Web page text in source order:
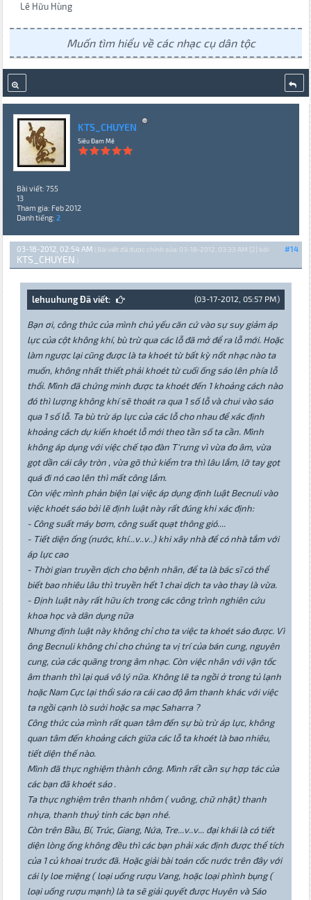
Lê Hữu Hùng
Muốn tìm hiểu về các nhạc cụ dân tộc
KTS_CHUYEN
Siêu Đam Mê
Bài viết: 755
13
Tham gia: Feb 2012
Danh tiếng: 2
#14
03-18-2012, 02:54 AM (Bài viết đã được chỉnh sửa: 03-18-2012, 03:33 AM {2} bởi
KTS_CHUYEN .)
(03-17-2012, 05:57 PM)
lehuuhung Đã viết:
Bạn ơi, công thức của mình chủ yếu căn cứ vào sự suy giảm áp
lực của cột không khí, bù trừ qua các lỗ đã mở để ra lỗ mới. Hoặc
làm ngược lại cũng được là ta khoét từ bất kỳ nốt nhạc nào ta
muốn, không nhất thiết phải khoét từ cuối ống sáo lên phía lỗ
thổi. Mình đã chứng minh được ta khoét đến 1 khoảng cách nào
đó thì lượng không khí sẽ thoát ra qua 1 số lỗ và chui vào sáo
qua 1 số lỗ. Ta bù trừ áp lực của các lỗ cho nhau để xác định
khoảng cách dự kiến khoét lỗ mới theo tần số ta cần. Mình
không áp dụng với việc chế tạo đàn T'rưng vì vừa đo âm, vừa
gọt dần cái cây tròn , vừa gõ thử kiểm tra thì lâu lắm, lỡ tay gọt
quá đi nó cao lên thì mất công lắm.
Còn việc mình phản biện lại việc áp dụng định luật Becnuli vào
việc khoét sáo bởi lẽ định luật này rất đúng khi xác định:
- Công suất máy bơm, công suất quạt thông gió....
- Tiết diện ống (nước, khí...v..v..) khi xây nhà để có nhà tắm với
áp lực cao
- Thời gian truyền dịch cho bệnh nhân, để ta là bác sĩ có thể
biết bao nhiêu lâu thì truyền hết 1 chai dịch ta vào thay là vừa.
- Định luật này rất hữu ích trong các công trình nghiên cứu
khoa học và dân dụng nữa
Nhưng định luật này không chỉ cho ta việc ta khoét sáo được. Vì
ông Becnuli không chỉ cho chúng ta vị trí của bán cung, nguyên
cung, của các quãng trong âm nhạc. Còn việc nhân với vận tốc
âm thanh thì lại quá vô lý nữa. Không lẽ ta ngồi ở trong tủ lạnh
hoặc Nam Cực lại thổi sáo ra cái cao độ âm thanh khác với việc
ta ngồi cạnh lò sưởi hoặc sa mạc Saharra ?
Công thức của mình rất quan tâm đến sự bù trừ áp lực, không
quan tâm đến khoảng cách giữa các lỗ ta khoét là bao nhiêu,
tiết diện thế nào.
Mình đã thực nghiệm thành công. Mình rất cần sự hợp tác của
các bạn đã khoét sáo .
Ta thực nghiệm trên thanh nhôm ( vuông, chữ nhật) thanh
nhựa, thanh thuỷ tinh các bạn nhé.
Còn trên Bầu, Bí, Trúc, Giang, Nứa, Tre...v..v... đại khái là có tiết
diện lòng ống không đều thì các bạn phải xác định được thể tích
của 1 củ khoai trước đã. Hoặc giải bài toán cốc nước trên đây với
cái ly loe miệng ( loại uống rượu Vang, hoặc loại phình bụng (
loại uống rượu mạnh) là ta sẽ giải quyết được Huyên và Sáo